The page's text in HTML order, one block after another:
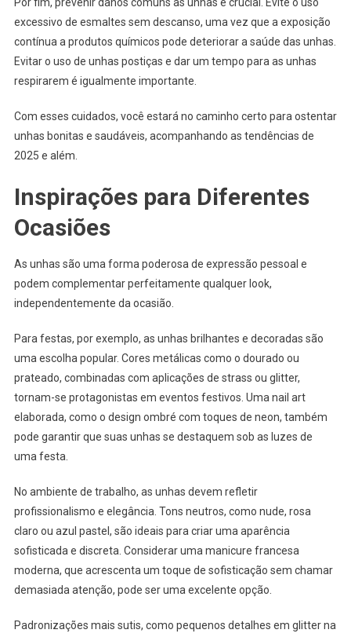
excessivo de esmaltes sem descanso, uma vez que a exposição
contínua a produtos químicos pode deteriorar a saúde das unhas.
Evitar o uso de unhas postiças e dar um tempo para as unhas
respirarem é igualmente importante.
Com esses cuidados, você estará no caminho certo para ostentar
unhas bonitas e saudáveis, acompanhando as tendências de
2025 e além.
Inspirações para Diferentes
Ocasiões
As unhas são uma forma poderosa de expressão pessoal e
podem complementar perfeitamente qualquer look,
independentemente da ocasião.
Para festas, por exemplo, as unhas brilhantes e decoradas são
uma escolha popular. Cores metálicas como o dourado ou
prateado, combinadas com aplicações de strass ou glitter,
tornam-se protagonistas em eventos festivos. Uma nail art
elaborada, como o design ombré com toques de neon, também
pode garantir que suas unhas se destaquem sob as luzes de
uma festa.
No ambiente de trabalho, as unhas devem refletir
profissionalismo e elegância. Tons neutros, como nude, rosa
claro ou azul pastel, são ideais para criar uma aparência
sofisticada e discreta. Considerar uma manicure francesa
moderna, que acrescenta um toque de sofisticação sem chamar
demasiada atenção, pode ser uma excelente opção.
Padronizações mais sutis, como pequenos detalhes em glitter na